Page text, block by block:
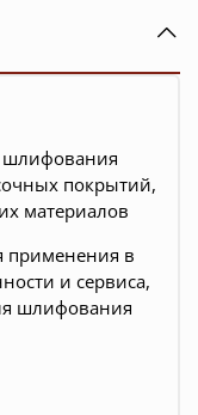
шлифования
покрытий,
материалов
применения в
и сервиса,
шлифования